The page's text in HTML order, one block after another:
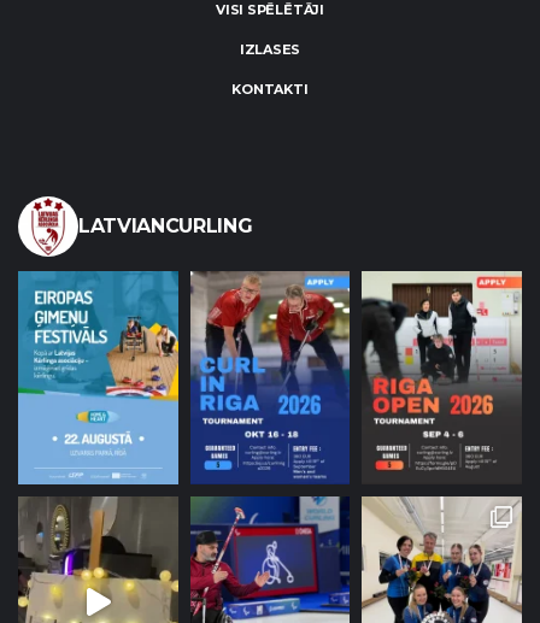
VISI SPĒLĒTĀJI
IZLASES
KONTAKTI
LATVIANCURLING